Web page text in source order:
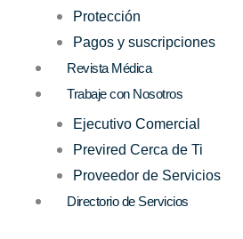
Protección
Pagos y suscripciones
Revista Médica
Trabaje con Nosotros
Ejecutivo Comercial
Previred Cerca de Ti
Proveedor de Servicios
Directorio de Servicios